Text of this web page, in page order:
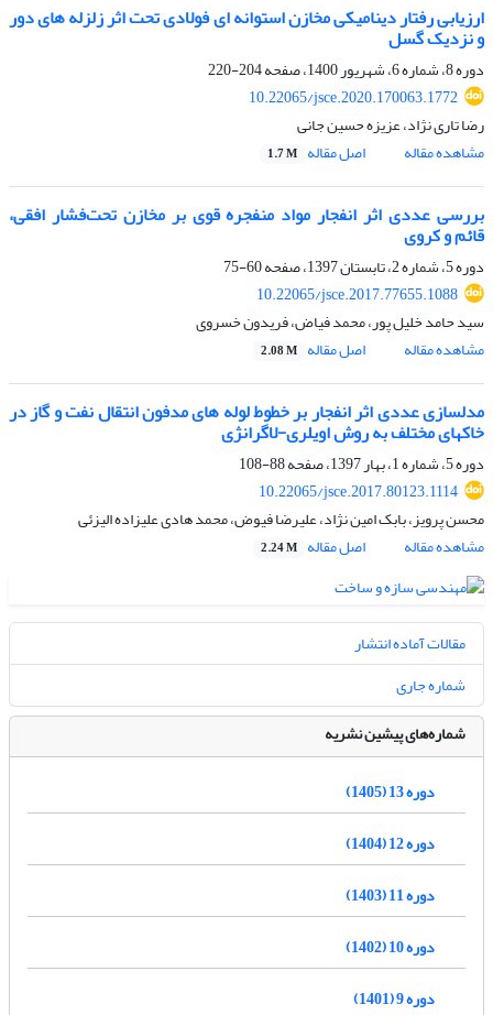
ارزیابی رفتار دینامیکی مخازن استوانه ای فولادی تحت اثر زلزله های دور
و نزدیک گسل
دوره 8، شماره 6، شهریور 1400، صفحه
204-220
10.22065/jsce.2020.170063.1772
رضا تاری نژاد، عزیزه حسین جانی
مشاهده مقاله
اصل مقاله 1.7 M
بررسی عددی اثر انفجار مواد منفجره قوی بر مخازن تحت‌فشار افقی،
قائم و کروی
دوره 5، شماره 2، تابستان 1397، صفحه
60-75
10.22065/jsce.2017.77655.1088
سید حامد خلیل پور، محمد فیاض، فریدون خسروی
مشاهده مقاله
اصل مقاله 2.08 M
مدلسازی عددی اثر انفجار بر خطوط لوله های مدفون انتقال نفت و گاز در
خاکهای مختلف به روش اویلری-لاگرانژی
دوره 5، شماره 1، بهار 1397، صفحه
88-108
10.22065/jsce.2017.80123.1114
محسن پرویز، بابک امین نژاد، علیرضا فیوض، محمد هادی علیزاده الیزئی
مشاهده مقاله
اصل مقاله 2.24 M
مقالات آماده انتشار
شماره جاری
شماره‌های پیشین نشریه
دوره 13 (1405)
دوره 12 (1404)
دوره 11 (1403)
دوره 10 (1402)
دوره 9 (1401)